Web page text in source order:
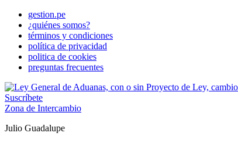
gestion.pe
¿quiénes somos?
términos y condiciones
política de privacidad
politica de cookies
preguntas frecuentes
Suscríbete
Zona de Intercambio
Julio Guadalupe